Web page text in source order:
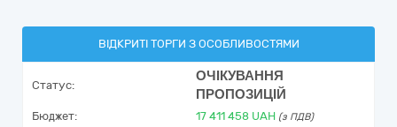
ВІДКРИТІ ТОРГИ З ОСОБЛИВОСТЯМИ
Статус:
ОЧІКУВАННЯ
ПРОПОЗИЦІЙ
Бюджет: 17 411 458 UAH (з ПДВ)